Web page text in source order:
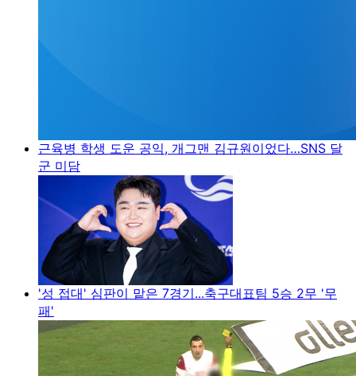
근육병 학생 도운 공익, 개그맨 김규원이었다…SNS 달
군 미담
'성 접대' 심판이 맡은 7경기...축구대표팀 5승 2무 '무
패'